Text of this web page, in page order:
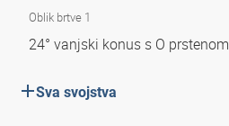
Oblik brtve 1
24° vanjski konus s O prstenom
Sva svojstva